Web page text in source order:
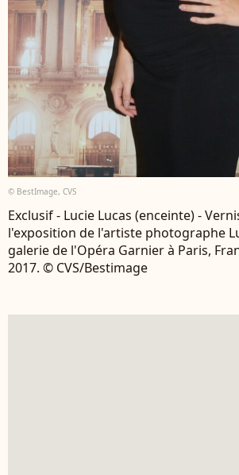
© BestImage, CVS
Exclusif - Lucie Lucas (enceinte) -
l'exposition de l'artiste photographe
galerie de l'Opéra Garnier à Paris,
2017. © CVS/Bestimage